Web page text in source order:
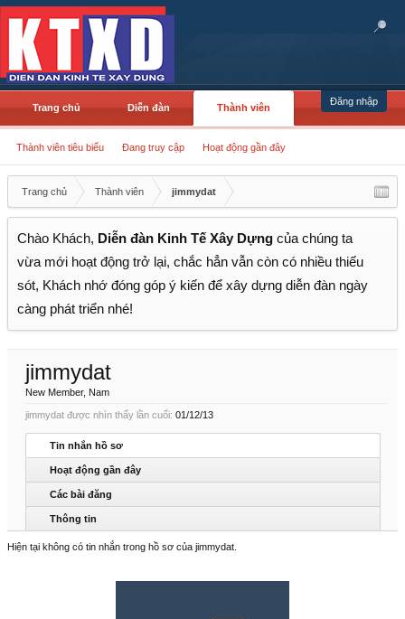
Đăng nhập
Trang chủ Diễn đàn Thành viên
Thành viên tiêu biểu Đang truy cập Hoạt động gần đây
Trang chủ Thành viên jimmydat
Chào Khách, Diễn đàn Kinh Tế Xây Dựng của chúng ta
vừa mới hoạt động trở lại, chắc hẳn vẫn còn có nhiều thiếu
sót, Khách nhớ đóng góp ý kiến để xây dựng diễn đàn ngày
càng phát triển nhé!
jimmydat
New Member, Nam
jimmydat được nhìn thấy lần cuối: 01/12/13
Tin nhắn hồ sơ
Hoạt động gần đây
Các bài đăng
Thông tin
Hiện tại không có tin nhắn trong hồ sơ của jimmydat.